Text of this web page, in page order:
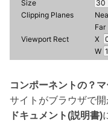
コンポーネントの？
サイトがブラウザで開
ドキュメント(説明書)